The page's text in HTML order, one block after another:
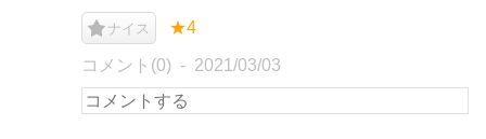
ナイス ★4
コメント(0) 2021/03/03